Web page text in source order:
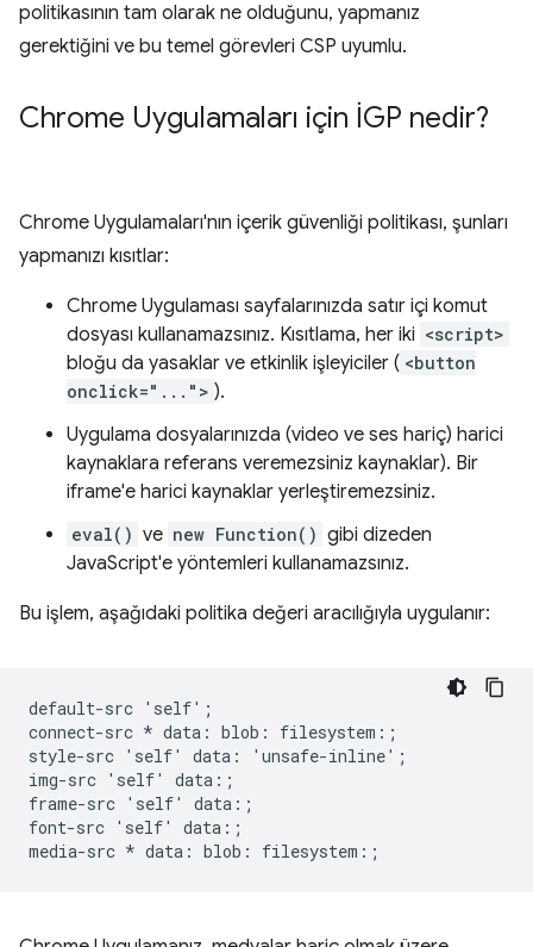
politikasının tam olarak ne olduğunu, yapmanız
gerektiğini ve bu temel görevleri CSP uyumlu.
Chrome Uygulamaları için İGP nedir?
Chrome Uygulamaları'nın içerik güvenliği politikası, şunları
yapmanızı kısıtlar:
Chrome Uygulaması sayfalarınızda satır içi komut
dosyası kullanamazsınız. Kısıtlama, her iki <script>
bloğu da yasaklar ve etkinlik işleyiciler ( <button
onclick="..."> ).
Uygulama dosyalarınızda (video ve ses hariç) harici
kaynaklara referans veremezsiniz kaynaklar). Bir
iframe'e harici kaynaklar yerleştiremezsiniz.
eval() ve new Function() gibi dizeden
JavaScript'e yöntemleri kullanamazsınız.
Bu işlem, aşağıdaki politika değeri aracılığıyla uygulanır:
default-src 'self';
connect-src * data: blob: filesystem:;
style-src 'self' data: 'unsafe-inline';
img-src 'self' data:;
frame-src 'self' data:;
font-src 'self' data:;